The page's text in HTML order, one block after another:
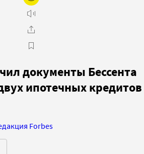
документы Бессента
ипотечных кредитов
Forbes